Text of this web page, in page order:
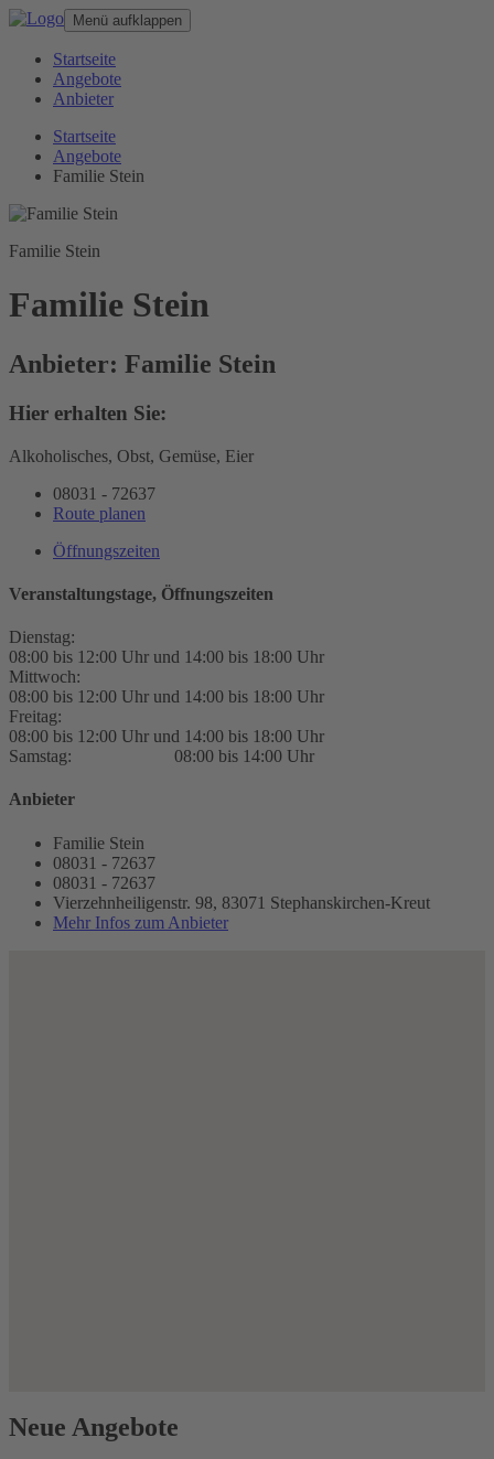
Menü aufklappen
Startseite
Angebote
Anbieter
Startseite
Angebote
Familie Stein
Familie Stein
Familie Stein
Anbieter: Familie Stein
Hier erhalten Sie:
Alkoholisches, Obst, Gemüse, Eier
08031 - 72637
Route planen
Öffnungszeiten
Veranstaltungstage, Öffnungszeiten
Dienstag:
08:00 bis 12:00 Uhr und 14:00 bis 18:00 Uhr
Mittwoch:
08:00 bis 12:00 Uhr und 14:00 bis 18:00 Uhr
Freitag:
08:00 bis 12:00 Uhr und 14:00 bis 18:00 Uhr
Samstag:
08:00 bis 14:00 Uhr
Anbieter
Familie Stein
08031 - 72637
08031 - 72637
Vierzehnheiligenstr. 98, 83071 Stephanskirchen-Kreut
Mehr Infos zum Anbieter
Neue Angebote